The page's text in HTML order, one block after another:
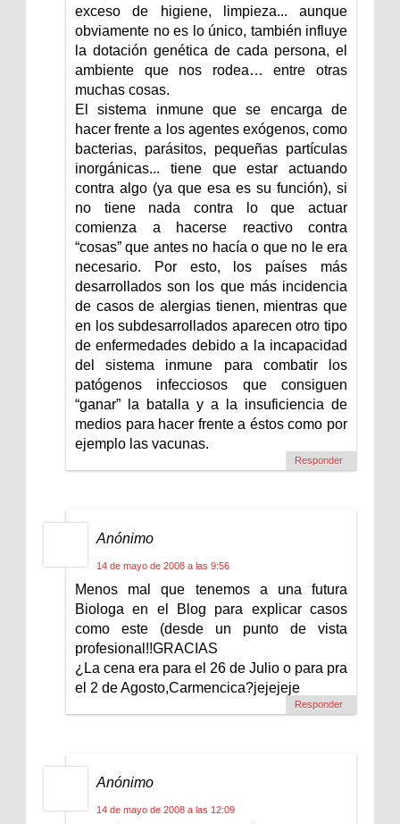
exceso de higiene, limpieza... aunque
obviamente no es lo único, también influye
la dotación genética de cada persona, el
ambiente que nos rodea… entre otras
muchas cosas.
El sistema inmune que se encarga de
hacer frente a los agentes exógenos, como
bacterias, parásitos, pequeñas partículas
inorgánicas... tiene que estar actuando
contra algo (ya que esa es su función), si
no tiene nada contra lo que actuar
comienza a hacerse reactivo contra
“cosas” que antes no hacía o que no le era
necesario. Por esto, los países más
desarrollados son los que más incidencia
de casos de alergias tienen, mientras que
en los subdesarrollados aparecen otro tipo
de enfermedades debido a la incapacidad
del sistema inmune para combatir los
patógenos infecciosos que consiguen
“ganar” la batalla y a la insuficiencia de
medios para hacer frente a éstos como por
ejemplo las vacunas.
Responder
Anónimo
14 de mayo de 2008 a las 9:56
Menos mal que tenemos a una futura
Biologa en el Blog para explicar casos
como este (desde un punto de vista
profesional!!GRACIAS
¿La cena era para el 26 de Julio o para pra
el 2 de Agosto,Carmencica?jejejeje
Responder
Anónimo
14 de mayo de 2008 a las 12:09